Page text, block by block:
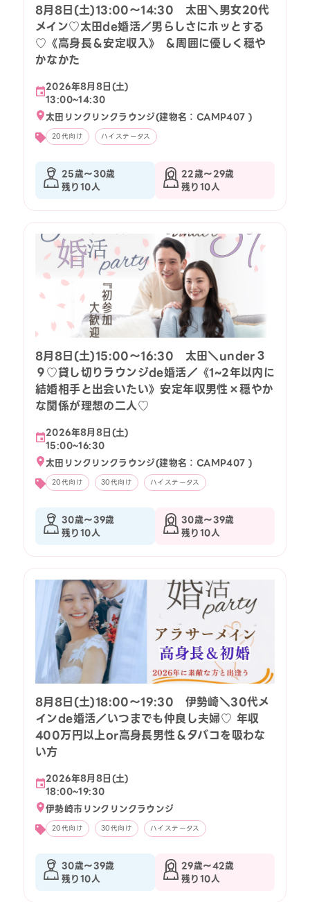
8月8日(土)13:00〜14:30 太田＼男女20代
メイン♡太田de婚活／男らしさにホッとする
♡《高身長＆安定収入》 ＆周囲に優しく穏や
かなかた
2026年8月8日(土)
13:00~14:30
太田リンクリンクラウンジ(建物名：CAMP407 )
20代向け ハイステータス
25歳〜30歳
残り10人
22歳〜29歳
残り10人
8月8日(土)15:00〜16:30 太田＼under３
９♡貸し切りラウンジde婚活／《1~2年以内に
結婚相手と出会いたい》安定年収男性×穏やか
な関係が理想の二人♡
2026年8月8日(土)
15:00~16:30
太田リンクリンクラウンジ(建物名：CAMP407 )
20代向け 30代向け ハイステータス
30歳〜39歳
残り10人
30歳〜39歳
残り10人
8月8日(土)18:00〜19:30 伊勢崎＼30代メ
インde婚活／いつまでも仲良し夫婦♡ 年収
400万円以上or高身長男性＆タバコを吸わな
い方
2026年8月8日(土)
18:00~19:30
伊勢崎市リンクリンクラウンジ
20代向け 30代向け ハイステータス
30歳〜39歳
残り10人
29歳〜42歳
残り10人